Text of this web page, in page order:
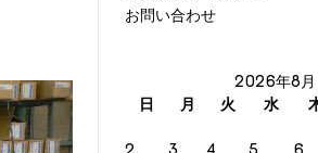
お問い合わせ
2026年8月
日
月 火 水